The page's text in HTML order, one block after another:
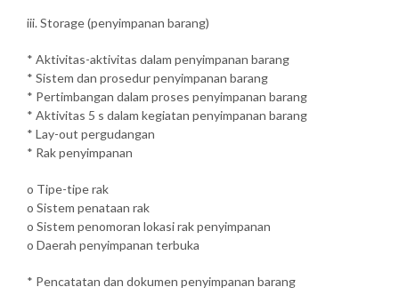
iii. Storage (penyimpanan barang)
* Aktivitas-aktivitas dalam penyimpanan barang
* Sistem dan prosedur penyimpanan barang
* Pertimbangan dalam proses penyimpanan barang
* Aktivitas 5 s dalam kegiatan penyimpanan barang
* Lay-out pergudangan
* Rak penyimpanan
o Tipe-tipe rak
o Sistem penataan rak
o Sistem penomoran lokasi rak penyimpanan
o Daerah penyimpanan terbuka
* Pencatatan dan dokumen penyimpanan barang